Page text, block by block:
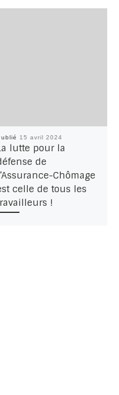
15 avril 2024
lutte pour la
de
Chômage
celle de tous les
!